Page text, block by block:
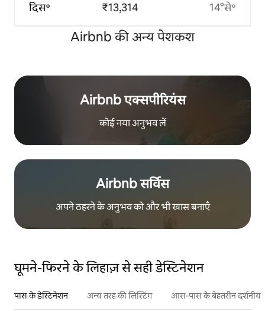
दिस॰ ₹13,314 14°से॰
Airbnb की अन्य पेशकश
Airbnb एक्सपीरियंस
कोई नया अनुभव लें
Airbnb सर्विस
अपने ठहरने के अनुभव को और भी खास बनाएँ
घूमने-फिरने के लिहाज़ से सही डेस्टिनेशन
पास के डेस्टिनेशन अन्य तरह की लिस्टिंग आस-पास के बेहतरीन दर्शनीय